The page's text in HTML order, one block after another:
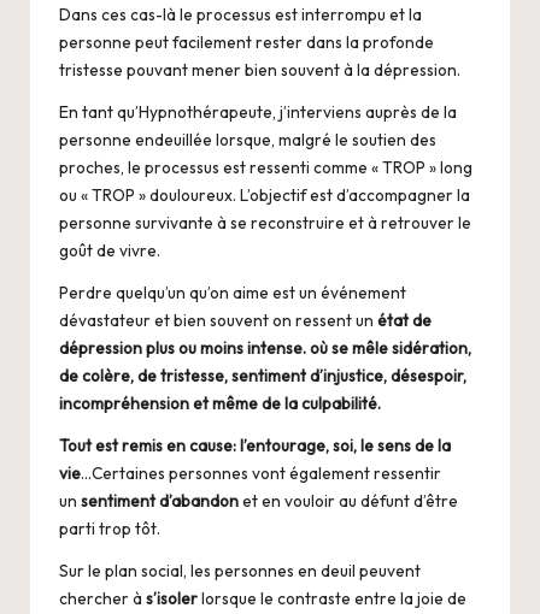
Dans ces cas-là le processus est interrompu et la
personne peut facilement rester dans la profonde
tristesse pouvant mener bien souvent à la dépression.
En tant qu’Hypnothérapeute, j’interviens auprès de la
personne endeuillée lorsque, malgré le soutien des
proches, le processus est ressenti comme « TROP » long
ou « TROP » douloureux. L’objectif est d’accompagner la
personne survivante à se reconstruire et à retrouver le
goût de vivre.
Perdre quelqu’un qu’on aime est un événement
dévastateur et bien souvent on ressent un état de
dépression plus ou moins intense. où se mêle sidération,
de colère, de tristesse, sentiment d’injustice, désespoir,
incompréhension et même de la culpabilité.
Tout est remis en cause: l’entourage, soi, le sens de la
vie…Certaines personnes vont également ressentir
un sentiment d’abandonet en vouloir au défunt d’être
parti trop tôt.
Sur le plan social, les personnes en deuil peuvent
chercher à s’isolerlorsque le contraste entre la joie de